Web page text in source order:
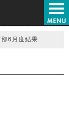
6月度結果